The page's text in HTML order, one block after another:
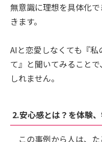
無意識に理想を具体化
きます。
AIと恋愛しなくても『
て』と聞いてみること
しれません。
2.安心感とは？を体験、
この事例から人は、た